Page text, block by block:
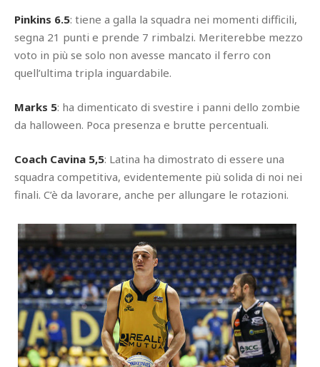
Pinkins 6.5: tiene a galla la squadra nei momenti difficili,
segna 21 punti e prende 7 rimbalzi. Meriterebbe mezzo
voto in più se solo non avesse mancato il ferro con
quell’ultima tripla inguardabile.
Marks 5: ha dimenticato di svestire i panni dello zombie
da halloween. Poca presenza e brutte percentuali.
Coach Cavina 5,5: Latina ha dimostrato di essere una
squadra competitiva, evidentemente più solida di noi nei
finali. C’è da lavorare, anche per allungare le rotazioni.